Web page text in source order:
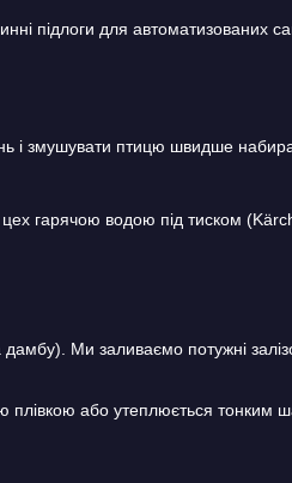
підлоги для автоматизованих
і змушувати птицю швидше
гарячою водою під тиском
Ми заливаємо потужні
або утеплюється тонким